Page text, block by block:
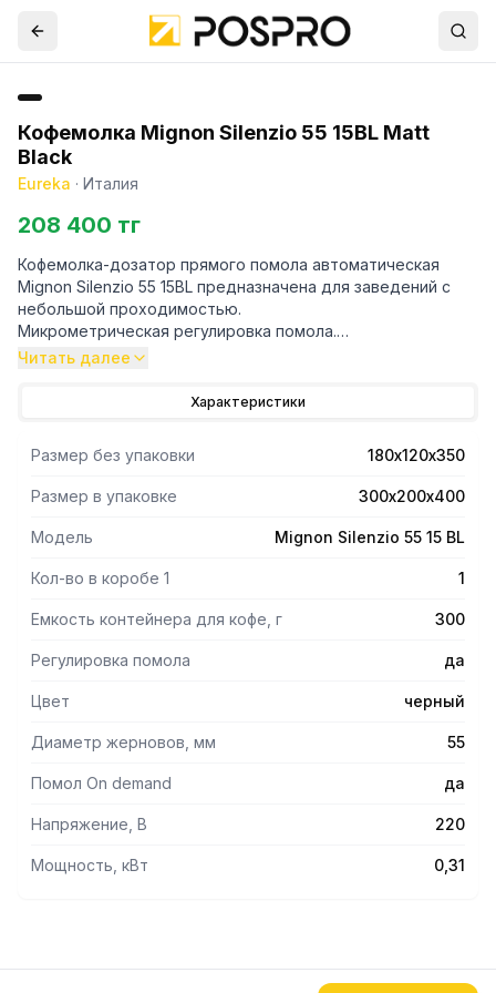
Кофемолка Mignon Silenzio 55 15BL Matt
Black
Eureka · Италия
208 400 тг
Кофемолка-дозатор прямого помола автоматическая
Mignon Silenzio 55 15BL предназначена для заведений с
небольшой проходимостью.
Микрометрическая регулировка помола.
Дозировка регулируется таймером.
Емкость резервуара кофе - 300г
Производительность, (г/с) 1,8 - 2,5 Espresso, 2,5 - 3,5 Brew
Цвет корпуса черный матовый.
Читать далее
Характеристики
Размер без упаковки 180х120х350
Размер в упаковке 300х200х400
Модель Mignon Silenzio 55 15 BL
Кол-во в коробе 1 1
Емкость контейнера для кофе, г 300
Регулировка помола да
Цвет черный
Диаметр жерновов, мм 55
Помол On demand да
Напряжение, В 220
Мощность, кВт 0,31